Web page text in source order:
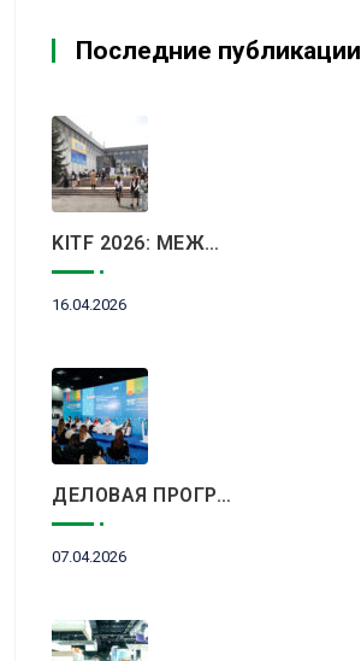
Последние публикации
KITF 2026: МЕЖДУНАРОДНЫЙ ТУРИСТИЧЕСКИЙ РЫНОК ВСТРЕТИТСЯ В АЛМАТЫ
16.04.2026
ДЕЛОВАЯ ПРОГРАММА KITF 2026: ВАЖНЕЙШИЕ АСПЕКТЫ РЫНКА ТУРИЗМА В НОВОЙ РЕАЛЬНОСТИ ОБСУДЯТ В АЛМАТЫ
07.04.2026